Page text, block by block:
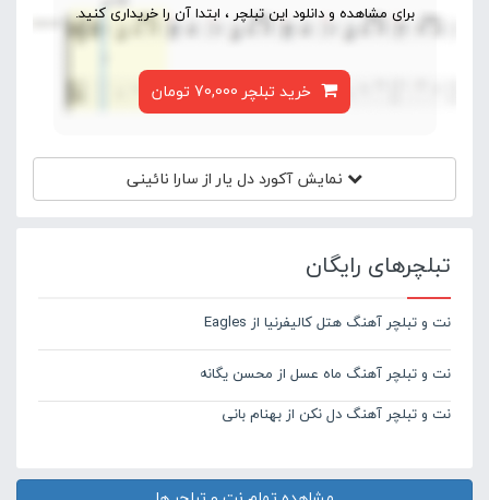
برای مشاهده و دانلود این تبلچر ، ابتدا آن را خریداری کنید.
دل یار از سارا نائینی
تبلچرهای رایگان
نت و تبلچر آهنگ هتل کالیفرنیا از Eagles
نت و تبلچر آهنگ ماه عسل از محسن یگانه
نت و تبلچر آهنگ دل نکن از بهنام بانی